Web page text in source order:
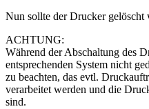
Nun sollte der Drucker gelöscht
ACHTUNG:
Während der Abschaltung des
entsprechenden System nicht
zu beachten, das evtl.
verarbeitet werden und die
sind.